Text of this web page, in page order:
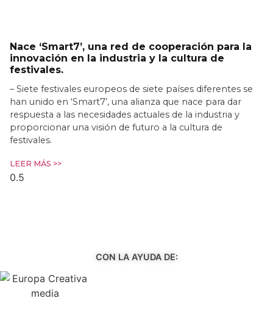
Nace ‘Smart7’, una red de cooperación para la
innovación en la industria y la cultura de
festivales.
– Siete festivales europeos de siete países diferentes se
han unido en ‘Smart7’, una alianza que nace para dar
respuesta a las necesidades actuales de la industria y
proporcionar una visión de futuro a la cultura de
festivales.
LEER MÁS >>
CON LA AYUDA DE: